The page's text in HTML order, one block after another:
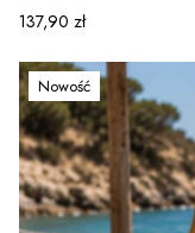
Cena
137,90 zł
Nowość